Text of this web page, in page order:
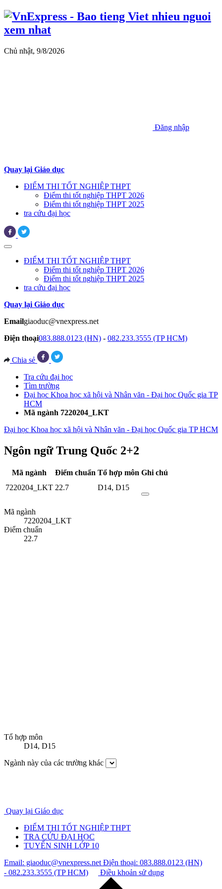
Chủ nhật, 9/8/2026
Đăng nhập
Quay lại Giáo dục
ĐIỂM THI TỐT NGHIỆP THPT
Điểm thi tốt nghiệp THPT 2026
Điểm thi tốt nghiệp THPT 2025
tra cứu đại học
ĐIỂM THI TỐT NGHIỆP THPT
Điểm thi tốt nghiệp THPT 2026
Điểm thi tốt nghiệp THPT 2025
tra cứu đại học
Quay lại Giáo dục
Emailgiaoduc@vnexpress.net
Điện thoại083.888.0123 (HN) - 082.233.3555 (TP HCM)
Chia sẻ
Tra cứu đại học
Tìm trường
Đại học Khoa học xã hội và Nhân văn - Đại học Quốc gia TP
HCM
Mã ngành 7220204_LKT
Đại học Khoa học xã hội và Nhân văn - Đại học Quốc gia TP HCM
Ngôn ngữ Trung Quốc 2+2
Mã ngành Điểm chuẩn Tổ hợp môn Ghi chú
7220204_LKT 22.7 D14, D15
Mã ngành
7220204_LKT
Điểm chuẩn
22.7
Tổ hợp môn
D14, D15
Ngành này của các trường khác
Quay lại Giáo dục
ĐIỂM THI TỐT NGHIỆP THPT
TRA CỨU ĐẠI HỌC
TUYỂN SINH LỚP 10
Email: giaoduc@vnexpress.netĐiện thoại: 083.888.0123 (HN)
- 082.233.3555 (TP HCM)
Điều khoản sử dụng